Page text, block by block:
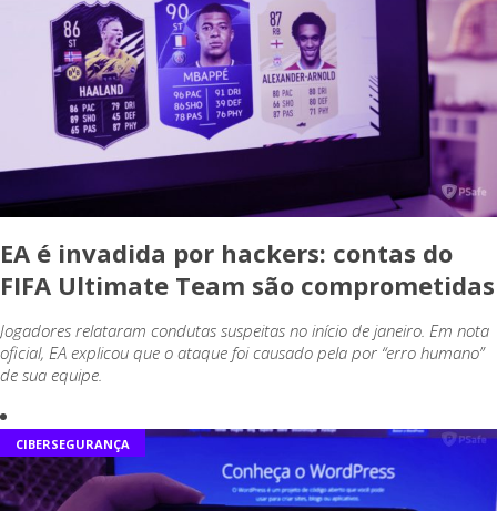
EA é invadida por hackers: contas do
FIFA Ultimate Team são comprometidas
Jogadores relataram condutas suspeitas no início de janeiro. Em nota
oficial, EA explicou que o ataque foi causado pela por “erro humano”
de sua equipe.
CIBERSEGURANÇA